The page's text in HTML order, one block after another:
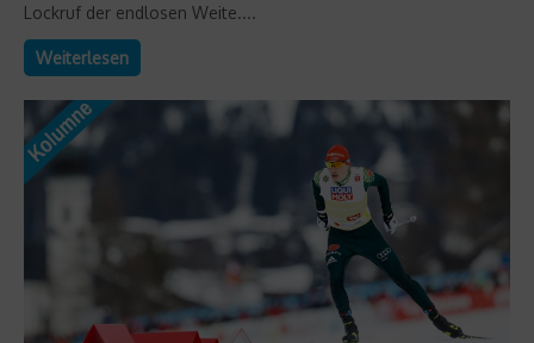
Lockruf der endlosen Weite....
Weiterlesen